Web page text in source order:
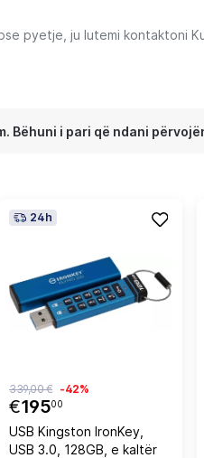
pyetje, ju lutemi kontaktoni
Bëhuni i pari që ndani
24h
€19500
339,00 € -42%
USB Kingston IronKey,
USB 3.0, 128GB, e kaltër